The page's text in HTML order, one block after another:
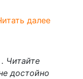
далее
Читайте
достойно